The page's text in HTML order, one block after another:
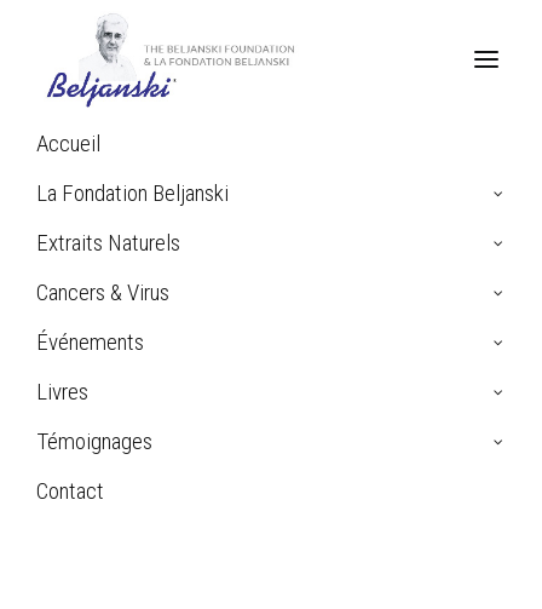
Accueil
La Fondation Beljanski
Extraits Naturels
Cancers & Virus
Événements
Livres
Témoignages
Contact
Home
Témoignages cancer
La Fondation Beljanski est ravie de fournir une plate-